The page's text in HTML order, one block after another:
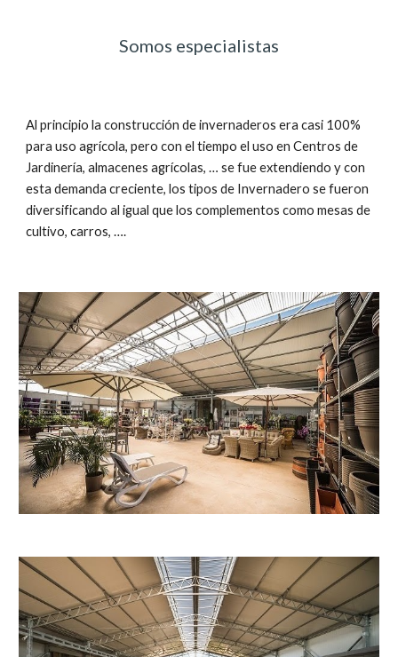
Somos especialistas
Al principio la construcción de invernaderos era casi 100%
para uso agrícola, pero con el tiempo el uso en Centros de
Jardinería, almacenes agrícolas, … se fue extendiendo y con
esta demanda creciente, los tipos de Invernadero se fueron
diversificando al igual que los complementos como mesas de
cultivo, carros, ….